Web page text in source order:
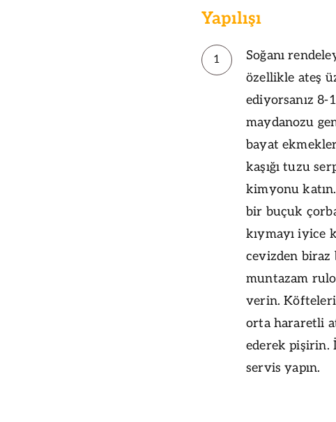
Yapılışı
1
Soğanı
özellikle ateş
ediyorsanız 8-
maydanozu
bayat
kaşığı tuzu
kimyonu
bir buçuk
kıymayı iyice
cevizden biraz
muntazam
verin. Köfteleri,
orta hararetli
ederek pişirin.
servis yapın.